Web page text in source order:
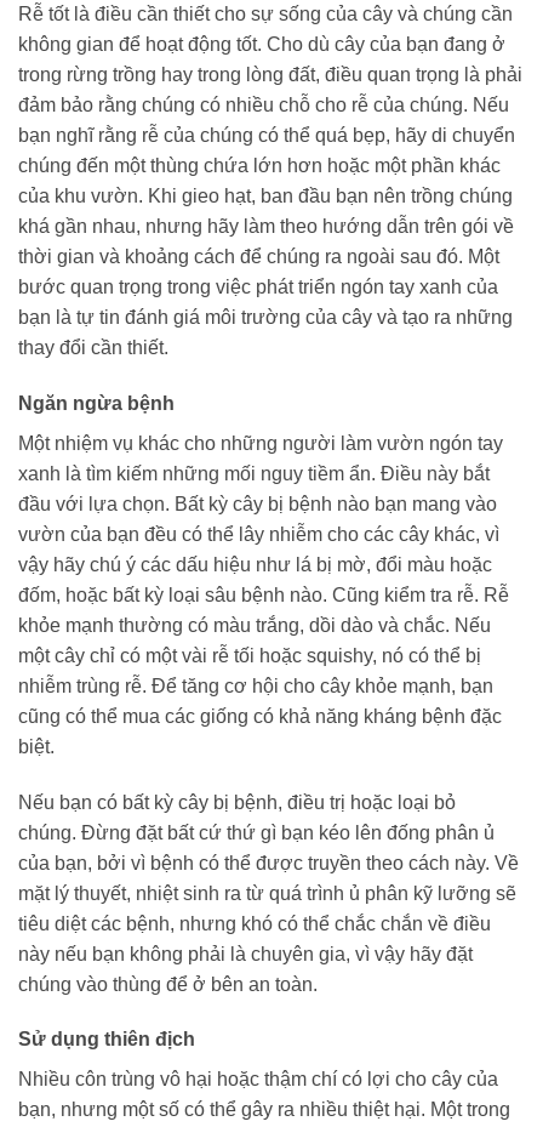
Rễ tốt là điều cần thiết cho sự sống của cây và chúng cần
không gian để hoạt động tốt. Cho dù cây của bạn đang ở
trong rừng trồng hay trong lòng đất, điều quan trọng là phải
đảm bảo rằng chúng có nhiều chỗ cho rễ của chúng. Nếu
bạn nghĩ rằng rễ của chúng có thể quá bẹp, hãy di chuyển
chúng đến một thùng chứa lớn hơn hoặc một phần khác
của khu vườn. Khi gieo hạt, ban đầu bạn nên trồng chúng
khá gần nhau, nhưng hãy làm theo hướng dẫn trên gói về
thời gian và khoảng cách để chúng ra ngoài sau đó. Một
bước quan trọng trong việc phát triển ngón tay xanh của
bạn là tự tin đánh giá môi trường của cây và tạo ra những
thay đổi cần thiết.
Ngăn ngừa bệnh
Một nhiệm vụ khác cho những người làm vườn ngón tay
xanh là tìm kiếm những mối nguy tiềm ẩn. Điều này bắt
đầu với lựa chọn. Bất kỳ cây bị bệnh nào bạn mang vào
vườn của bạn đều có thể lây nhiễm cho các cây khác, vì
vậy hãy chú ý các dấu hiệu như lá bị mờ, đổi màu hoặc
đốm, hoặc bất kỳ loại sâu bệnh nào. Cũng kiểm tra rễ. Rễ
khỏe mạnh thường có màu trắng, dồi dào và chắc. Nếu
một cây chỉ có một vài rễ tối hoặc squishy, ​​nó có thể bị
nhiễm trùng rễ. Để tăng cơ hội cho cây khỏe mạnh, bạn
cũng có thể mua các giống có khả năng kháng bệnh đặc
biệt.
Nếu bạn có bất kỳ cây bị bệnh, điều trị hoặc loại bỏ
chúng. Đừng đặt bất cứ thứ gì bạn kéo lên đống phân ủ
của bạn, bởi vì bệnh có thể được truyền theo cách này. Về
mặt lý thuyết, nhiệt sinh ra từ quá trình ủ phân kỹ lưỡng sẽ
tiêu diệt các bệnh, nhưng khó có thể chắc chắn về điều
này nếu bạn không phải là chuyên gia, vì vậy hãy đặt
chúng vào thùng để ở bên an toàn.
Sử dụng thiên địch
Nhiều côn trùng vô hại hoặc thậm chí có lợi cho cây của
bạn, nhưng một số có thể gây ra nhiều thiệt hại. Một trong